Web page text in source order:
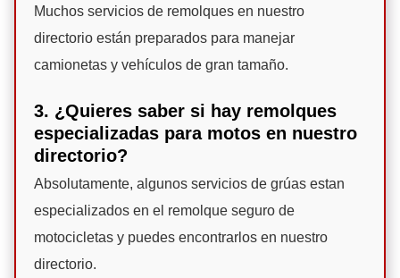
Muchos servicios de remolques en nuestro
directorio están preparados para manejar
camionetas y vehículos de gran tamaño.
3. ¿Quieres saber si hay remolques
especializadas para motos en nuestro
directorio?
Absolutamente, algunos servicios de grúas estan
especializados en el remolque seguro de
motocicletas y puedes encontrarlos en nuestro
directorio.